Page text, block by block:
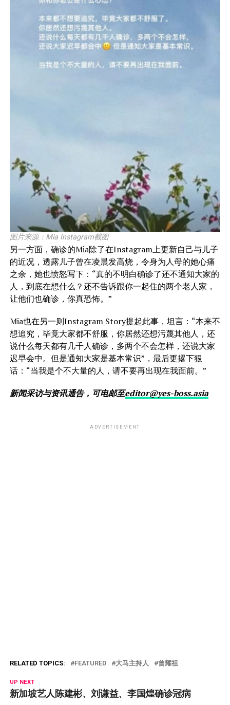
图片来源：Mia Instagram截图
另一方面，确诊的Mia除了在Instagram上更新自己与儿子
的近况，透露儿子曾在凌晨发高烧，令身为人母的她心痛
之余，她也愤怒写下：“真的不明白确诊了还不通知大家的
人，到底在想什么？还不告诉跟你一起住的两个老人家，
让他们也确诊，你真恐怖。”
Mia也在另一则Instagram Story提起此事，坦言：“本来不
想追究，毕竟大家都不舒服，你居然还想污蔑其他人，还
说什么每天都有几千人确诊，多两个不会怎样，还说大家
迟早会中。但是通知大家是基本常识”，最后更撂下狠
话：“当我是个不大量的人，请不要再出现在我面前。”
新闻采访与资讯通告，可电邮至editor@yes-boss.asia
ADVERTISEMENT
RELATED TOPICS: FEATURED 大马主持人 曾耀祖
UP NEXT
新加坡艺人陈建彬、刘谦益、李国煌确诊冠病